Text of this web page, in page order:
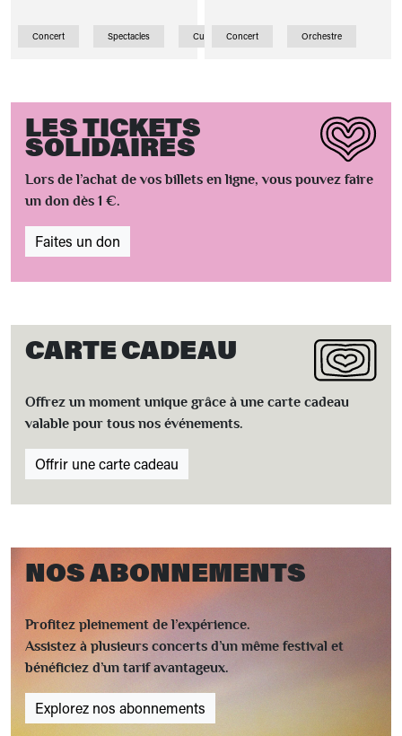
Concert Spectacles CuriositéConcert Orchestre
LES TICKETS
SOLIDAIRES
Lors de l’achat de vos billets en ligne, vous pouvez faire
un don dès 1 €.
Faites un don
CARTE CADEAU
Offrez un moment unique grâce à une carte cadeau
valable pour tous nos événements.
Offrir une carte cadeau
NOS ABONNEMENTS
Profitez pleinement de l’expérience.
Assistez à plusieurs concerts d’un même festival et
bénéficiez d’un tarif avantageux.
Explorez nos abonnements